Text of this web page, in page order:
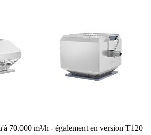
70.000 m³/h - également en version T120